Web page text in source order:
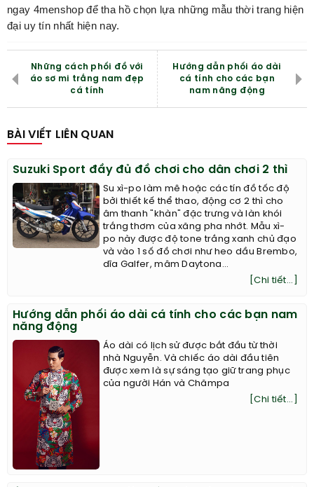
ngay 4menshop để tha hồ chọn lựa những mẫu thời trang hiện
đại uy tín nhất hiện nay.
Những cách phối đồ với
áo sơ mi trắng nam đẹp
cá tính
Hướng dẫn phối áo dài
cá tính cho các bạn
nam năng động
BÀI VIẾT LIÊN QUAN
Suzuki Sport đầy đủ đồ chơi cho dân chơi 2 thì
Su xì-po làm mê hoặc các tín đồ tốc độ
bởi thiết kế thể thao, động cơ 2 thì cho
âm thanh "khàn" đặc trưng và làn khói
trắng thơm của xăng pha nhớt. Mẫu xì-
po này được độ tone trắng xanh chủ đạo
và vào 1 số đồ chơi như heo dầu Brembo,
dĩa Galfer, mâm Daytona...
[Chi tiết...]
Hướng dẫn phối áo dài cá tính cho các bạn nam
năng động
Áo dài có lịch sử được bắt đầu từ thời
nhà Nguyễn. Và chiếc áo dài đầu tiên
được xem là sự sáng tạo giữ trang phục
của người Hán và Chămpa
[Chi tiết...]